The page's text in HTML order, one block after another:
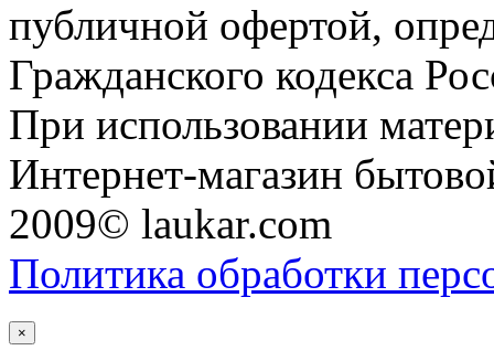
публичной офертой,
Гражданского кодекса
При использовании
Интернет-магазин
2009© laukar.com
Политика обработки
×